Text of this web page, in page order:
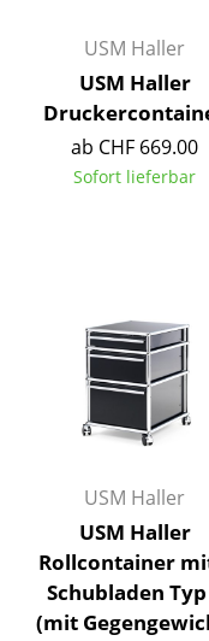
Licht
Hängeleuchten
Tischleuchten
Bodenleuchten
Wandleuchten
Outdoor-Leuchten
... alle Leuchten
Betten
Doppelbetten
USM Haller
USM Haller
ab CHF 669.00
Sofort lieferbar
USM Haller
USM Haller
Rollcontainer
Schubladen
(mit